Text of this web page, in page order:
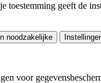
toestemming geeft de
noodzakelijke
voor